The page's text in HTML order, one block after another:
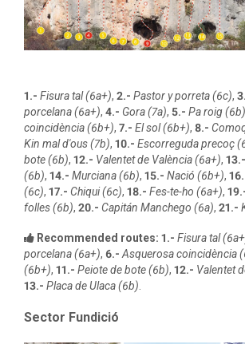
1.- Fisura tal (6a+), 2.- Pastor y porreta (6c),
porcelana (6a+), 4.- Gora (7a), 5.- Pa roig (6b)
coincidència (6b+), 7.- El sol (6b+), 8.-
Kin mal d'ous (7b), 10.- Escorreguda precoç
bote (6b), 12.- Valentet de València (6a+), 13.-
(6b), 14.- Murciana (6b), 15.- Nació (6b+),
(6c), 17.- Chiqui (6c), 18.- Fes-te-ho (6a+),
folles (6b), 20.- Capitán Manchego (6a), 21.-
Recommended routes: 1.- Fisura tal
porcelana (6a+), 6.- Asquerosa coincidència
(6b+), 11.- Peiote de bote (6b), 12.- Valentet
13.- Placa de Ulaca (6b)
Sector Fundició